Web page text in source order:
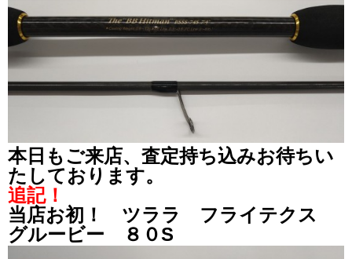
本日もご来店、査定持ち込みお待ちい
たしております。
追記！
当店お初！ ツララ フライテクス
グルービー ８０S